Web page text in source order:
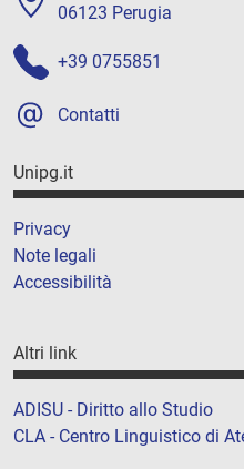
06123 Perugia
+39 0755851
Contatti
Unipg.it
Privacy
Note legali
Accessibilità
Altri link
ADISU - Diritto allo Studio
CLA - Centro Linguistico di